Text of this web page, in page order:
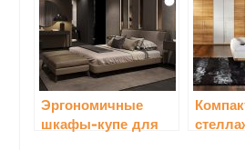
Эргономичные
шкафы-купе для